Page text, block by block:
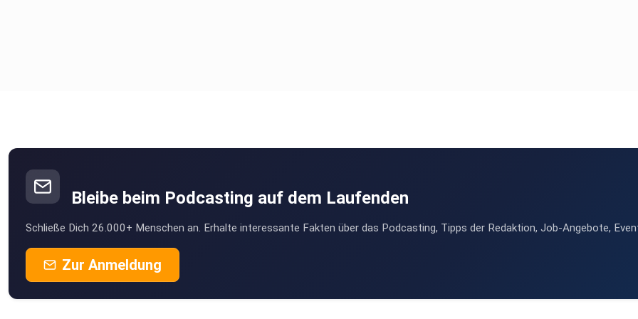
https://www.quirinprivatbank.de/zukunftsplanung/vermoegensplaner
Nehmen Sie an unserem kostenlosen Depot-Check teil.
https://www.quirinprivatbank.de/geldanlage/depot-check
Testen Sie Q.Ai, der KI-Vermögensberater für Ihre Zukunft.
https://www.quirinprivatbank.de/geldanlage/ki-vermoegensberater
Bleibe beim Podcasting auf dem Laufenden
Schließe Dich 26.000+ Menschen an. Erhalte interessante Fakten über das Podcasting, Tipps der Redaktion, Job-Angebote,
Zur Anmeldung